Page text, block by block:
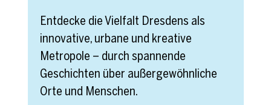
Entdecke die Vielfalt Dresdens als
innovative, urbane und kreative
Metropole – durch spannende
Geschichten über außergewöhnliche
Orte und Menschen.